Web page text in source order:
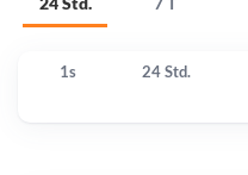
1s 24 Std.